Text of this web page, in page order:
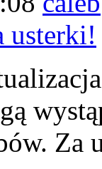
usterki!
Za